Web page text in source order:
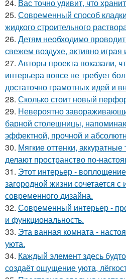
24. Вас точно удивит, что
25. Современный способ
жидкого строительного
26. Детям необходимо
свежем воздухе, активно играя
27. Авторы проекта показали,
интерьера вовсе не требует
достаточно грамотных идей и
28. Сколько стоит новый
29. Невероятно
барной столешницы,
эффектной, прочной и
30. Мягкие оттенки,
делают пространство по-
31. Этот интерьер -
загородной жизни сочетается
современного дизайна.
32. Современный интерьер -
и функциональность.
33. Эта ванная комната -
уюта.
34. Каждый элемент здесь
создаёт ощущение уюта,